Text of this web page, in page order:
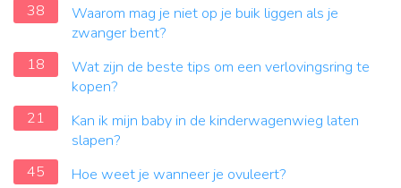
38
Waarom mag je niet op je buik liggen als je
zwanger bent?
18
Wat zijn de beste tips om een verlovingsring te
kopen?
21
Kan ik mijn baby in de kinderwagenwieg laten
slapen?
45
Hoe weet je wanneer je ovuleert?